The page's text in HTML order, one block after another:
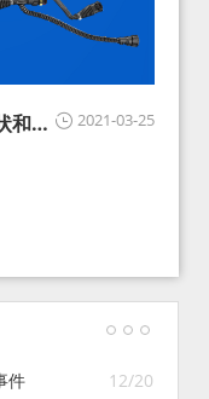
2021-03-25
和展
12/20
件